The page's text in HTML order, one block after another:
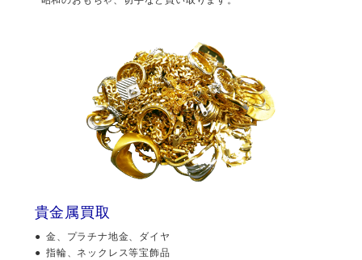
貴金属買取
金、プラチナ地金、ダイヤ
指輪、ネックレス等宝飾品